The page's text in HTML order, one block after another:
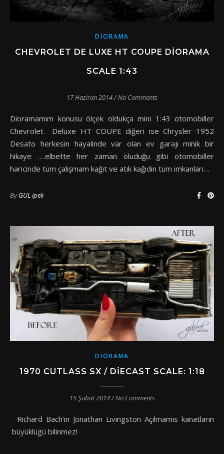
DIORAMA
CHEVROLET DE LUXE HT COUPE DIORAMA
SCALE 1:43
17 Haziran 2014/No Comments
Dioramamım konusu ölçek oldukça mini 1:43 otomobiller
Chevrolet Deluxe HT COUPE diğeri ise Chrysler 1952
Desato herkesin hayalinde var olan ev garajı minik bir
hikaye ….elbette her zaman oluduğu gibi otomobiller
haricinde tüm çalışmam kağıt ve atık kağıdın tüm imkanları…
ByGÜL ipek
DIORAMA
1970 CUTLASS SX / DIECAST SCALE: 1:18
15 Şubat 2014/No Comments
Richard Bach’ın Jonathan Livingston Açılmamıs kanatların
büyüklügü bilinmez!